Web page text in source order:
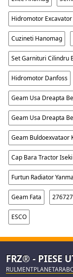
Hidromotor Excavator
Cuzineti Hanomag
Set Garnituri Cilindru
Hidromotor Danfoss
Geam Usa Dreapta
Geam Usa Dreapta
Geam Buldoexvataor
Cap Bara Tractor Iseki
Furtun Radiator
Geam Fata
ESCO
FRZ® - PIESE